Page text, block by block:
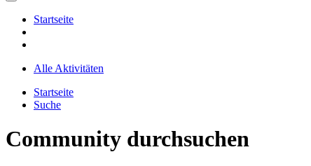
Startseite
Alle Aktivitäten
Startseite
Suche
Community durchsuchen